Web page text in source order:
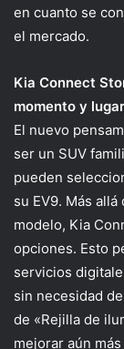
en cuanto se
el mercado.
Kia Connect
momento y lugar
El nuevo
ser un SUV
pueden
su EV9. Más
modelo, Kia
opciones. Esto
servicios
sin necesidad
de «Rejilla de
mejorar aún